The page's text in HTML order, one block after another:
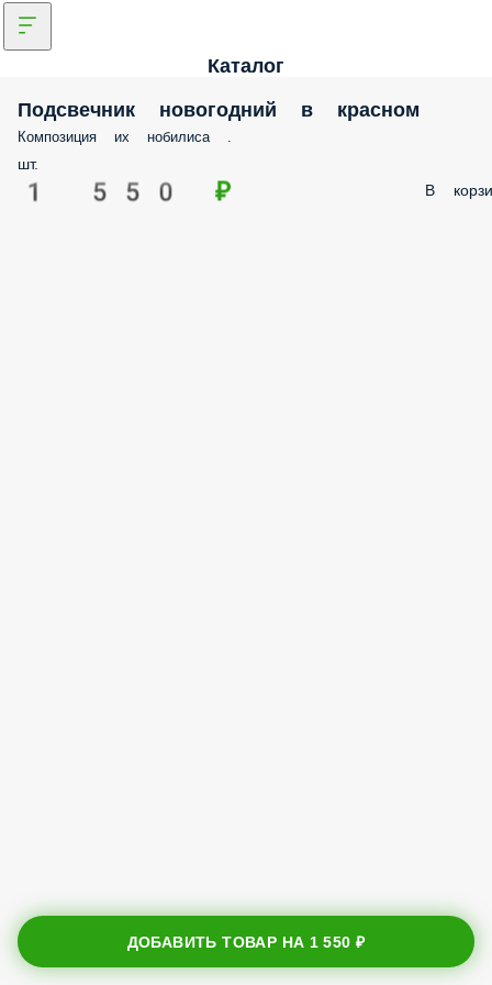
Каталог
Подсвечник новогодний в красном
Композиция их нобилиса .
шт.
1 550 ₽ В
ДОБАВИТЬ ТОВАР НА 1 550 ₽